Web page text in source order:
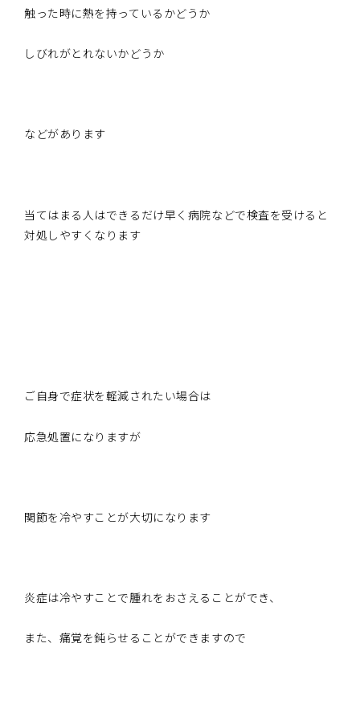
触った時に熱を持っているかどうか
しびれがとれないかどうか
などがあります
当てはまる人はできるだけ早く病院などで検査を受けると
対処しやすくなります
ご自身で症状を軽減されたい場合は
応急処置になりますが
関節を冷やすことが大切になります
炎症は冷やすことで腫れをおさえることができ、
また、痛覚を鈍らせることができますので